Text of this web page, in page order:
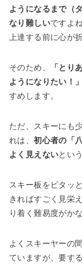
ようになるまで（
なり難しいですよ
上達する前に心が
そのため、
「とり
ようになりたい！」
すめします。
ただ、スキーにも
れは、初心者の「
よく見えないとい
スキー板をピタッ
きればすごく見栄
り着く難易度がか
よくスキーヤーの
ていますが、要す